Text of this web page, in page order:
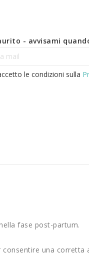
- avvisami
le condizioni sulla
fase post-partum.
una corretta